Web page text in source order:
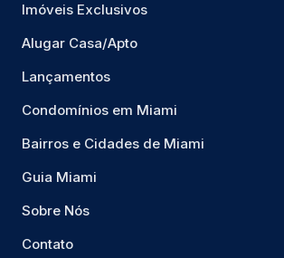
Imóveis Exclusivos
Alugar Casa/Apto
Lançamentos
Condomínios em Miami
Bairros e Cidades de Miami
Guia Miami
Sobre Nós
Contato